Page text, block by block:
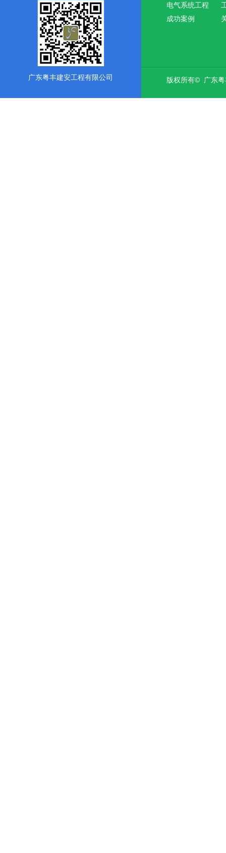
广东粤丰建安工程有限公司
电气系统工程
成功案例
版权所有© 广东